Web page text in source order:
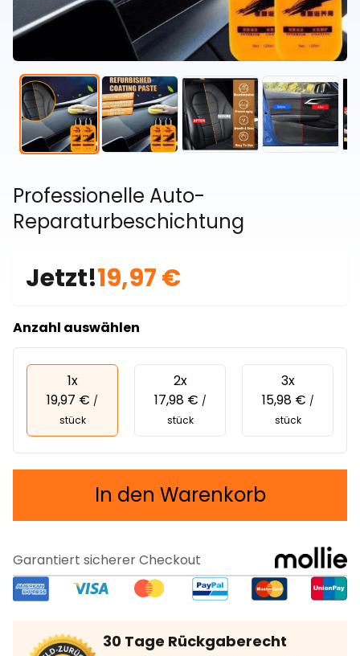
Professionelle Auto-
Reparaturbeschichtung
Jetzt!19,97 €
Anzahl auswählen
1x
19,97 € /
stück
2x
17,98 € /
stück
3x
15,98 € /
stück
In den Warenkorb
Garantiert sicherer Checkout
30 Tage Rückgaberecht